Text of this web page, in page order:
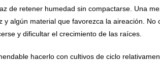
de retener humedad sin compactarse. Una
algún material que favorezca la aireación.
y dificultar el crecimiento de las raíces.
hacerlo con cultivos de ciclo